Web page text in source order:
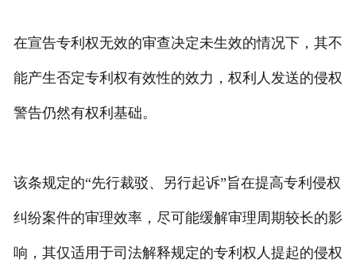
在宣告专利权无效的审查决定未生效的情况下，其不
能产生否定专利权有效性的效力，权利人发送的侵权
警告仍然有权利基础。
该条规定的“先行裁驳、另行起诉”旨在提高专利侵权
纠纷案件的审理效率，尽可能缓解审理周期较长的影
响，其仅适用于司法解释规定的专利权人提起的侵权